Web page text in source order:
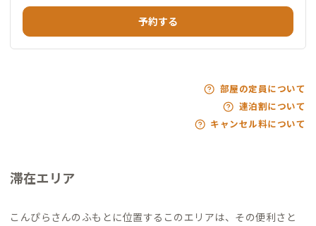
予約する
部屋の定員について
連泊割について
キャンセル料について
滞在エリア
こんぴらさんのふもとに位置するこのエリアは、その便利さと